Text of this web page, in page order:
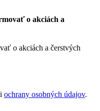
o akciách a
o akciách a čerstvých
ochrany osobných údajov.